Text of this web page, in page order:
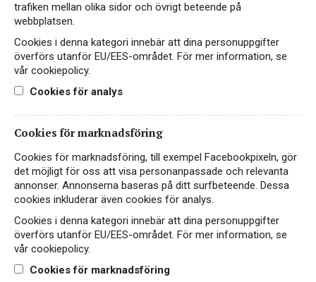
DRUVOR
38% grenache blanc, 30%
viognier, 26% marsanne, 6%
roussanne
ÅRGÅNG
2024
PRODUCENT
Joseph Pellerin Frankrike, Côtes-du-Rhône
UTMÄRKELSER
trafiken mellan olika sidor och övrigt beteende på
webbplatsen.
Cookies i denna kategori innebär att dina personuppgifter
överförs utanför EU/EES-området. För mer information, se
vår cookiepolicy.
Cookies för analys
Cookies för marknadsföring
Cookies för marknadsföring, till exempel Facebookpixeln, gör
det möjligt för oss att visa personanpassade och relevanta
annonser. Annonserna baseras på ditt surfbeteende. Dessa
cookies inkluderar även cookies för analys.
Cookies i denna kategori innebär att dina personuppgifter
överförs utanför EU/EES-området. För mer information, se
vår cookiepolicy.
Cookies för marknadsföring